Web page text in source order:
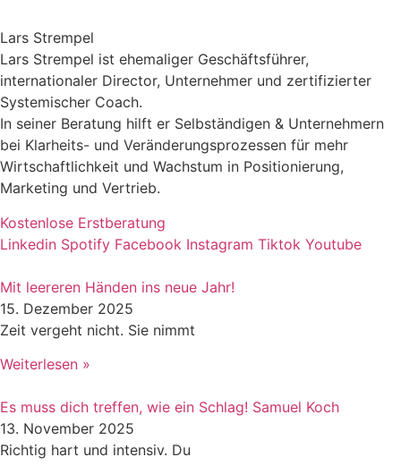
Lars Strempel
Lars Strempel ist ehemaliger Geschäftsführer,
internationaler Director, Unternehmer und zertifizierter
Systemischer Coach.
In seiner Beratung hilft er Selbständigen & Unternehmern
bei Klarheits- und Veränderungsprozessen für mehr
Wirtschaftlichkeit und Wachstum in Positionierung,
Marketing und Vertrieb.
Kostenlose Erstberatung
Linkedin Spotify Facebook Instagram Tiktok Youtube
Mit leereren Händen ins neue Jahr!
15. Dezember 2025
Zeit vergeht nicht. Sie nimmt
Weiterlesen »
Es muss dich treffen, wie ein Schlag! Samuel Koch
13. November 2025
Richtig hart und intensiv. Du